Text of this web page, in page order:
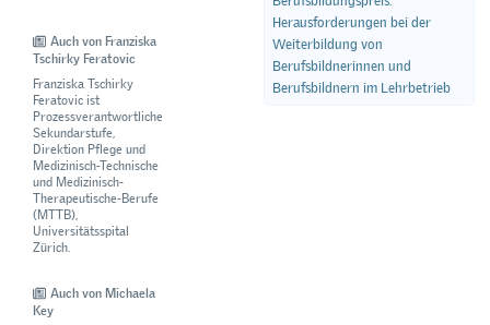
Auch von Franziska
Tschirky Feratovic
Franziska Tschirky
Feratovic ist
Prozessverantwortliche
Sekundarstufe,
Direktion Pflege und
Medizinisch-Technische
und Medizinisch-
Therapeutische-Berufe
(MTTB),
Universitätsspital
Zürich.
Auch von Michaela
Key
Herausforderungen bei der
Weiterbildung von
Berufsbildnerinnen und
Berufsbildnern im Lehrbetrieb